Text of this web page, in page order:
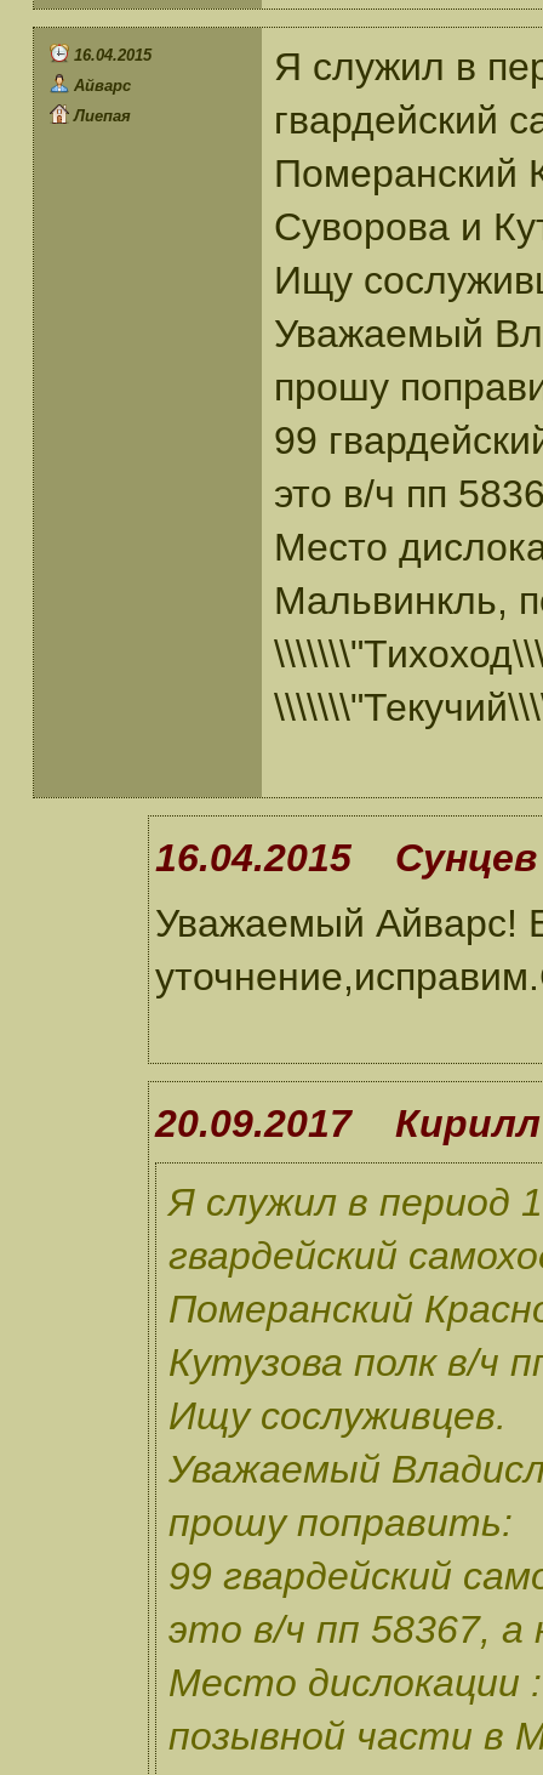
16.04.2015
Айварс
Лиепая
Я служил в
гвардейский
Померанский
Суворова и
Ищу
Уважаемый
прошу
99
это в/ч пп
Место
Мальвинкль,
16.04.2015
Уважаемый Айварс!
20.09.2017 Кирилл
Я служил в период
гвардейский
Померанский
Кутузова полк в/ч
Ищу сослуживцев.
Уважаемый
прошу поправить:
99 гвардейский
это в/ч пп 58367, а
Место дислокации
позывной части в